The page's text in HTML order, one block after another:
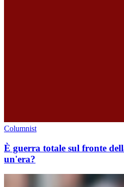
Columnist
È guerra totale sul fronte
un'era?